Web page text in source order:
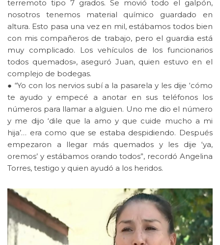
terremoto tipo 7 grados. Se movió todo el galpón,
nosotros tenemos material químico guardado en
altura. Esto pasa una vez en mil, estábamos todos bien
con mis compañeros de trabajo, pero el guardia está
muy complicado. Los vehículos de los funcionarios
todos quemados», aseguró Juan, quien estuvo en el
complejo de bodegas.
● “Yo con los nervios subí a la pasarela y les dije ‘cómo
te ayudo y empecé a anotar en sus teléfonos los
números para llamar a alguien. Uno me dio el número
y me dijo ‘dile que la amo y que cuide mucho a mi
hija’… era como que se estaba despidiendo. Después
empezaron a llegar más quemados y les dije ‘ya,
oremos’ y estábamos orando todos”, recordó Angelina
Torres, testigo y quien ayudó a los heridos.